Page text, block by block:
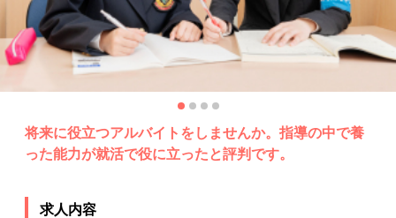
将来に役立つアルバイトをしませんか。指導の中で養
った能力が就活で役に立ったと評判です。
求人内容